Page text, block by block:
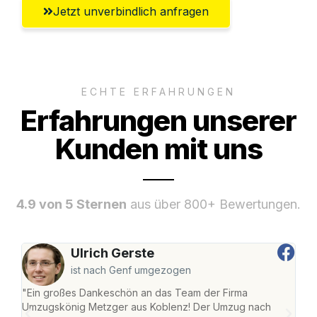
Jetzt unverbindlich anfragen
ECHTE ERFAHRUNGEN
Erfahrungen unserer
Kunden mit uns
4.9 von 5 Sternen aus über 800+ Bewertungen.
Ulrich Gerste
ist nach Genf umgezogen
"Ein großes Dankeschön an das Team der Firma
Umzugskönig Metzger aus Koblenz! Der Umzug nach